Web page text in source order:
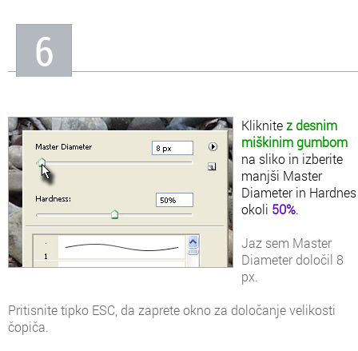
6
Kliknitez desnim
miškinim gumbom
na sliko in izberite
manjši Master
Diameter in Hardnes
okoli 50%.
Jaz sem Master
Diameter določil 8
px.
Pritisnite tipko ESC, da zaprete okno za določanje velikosti
čopiča.